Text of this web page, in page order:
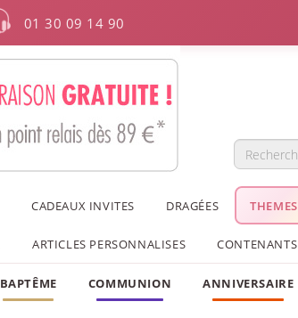
01 30 09 14 90
CADEAUX INVITES DRAGÉES THEMES
ARTICLES PERSONNALISES CONTENANTS
BAPTÊME COMMUNION ANNIVERSAIRE